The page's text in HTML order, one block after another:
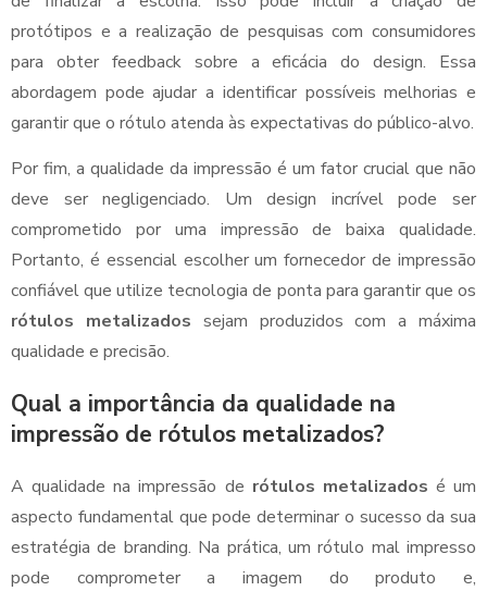
protótipos e a realização de pesquisas com consumidores
para obter feedback sobre a eficácia do design. Essa
abordagem pode ajudar a identificar possíveis melhorias e
garantir que o rótulo atenda às expectativas do público-alvo.
Por fim, a qualidade da impressão é um fator crucial que não
deve ser negligenciado. Um design incrível pode ser
comprometido por uma impressão de baixa qualidade.
Portanto, é essencial escolher um fornecedor de impressão
confiável que utilize tecnologia de ponta para garantir que os
rótulos metalizados sejam produzidos com a máxima
qualidade e precisão.
Qual a importância da qualidade na
impressão de rótulos metalizados?
A qualidade na impressão de rótulos metalizados é um
aspecto fundamental que pode determinar o sucesso da sua
estratégia de branding. Na prática, um rótulo mal impresso
pode comprometer a imagem do produto e,